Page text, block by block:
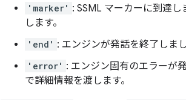
'marker' : SSML マーカーに到達し
します。
'end' : エンジンが発話を終了しまし
'error' : エンジン固有のエラーが
で詳細情報を渡します。